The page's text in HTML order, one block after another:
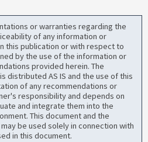
or warranties regarding the
of any information or
this publication or with respect to
by the use of the information or
provided herein. The
distributed AS IS and the use of this
of any recommendations or
responsibility and depends on
and integrate them into the
This document and the
be used solely in connection with
in this document.